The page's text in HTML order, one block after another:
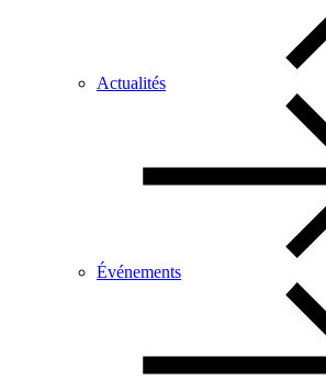
Actualités
Événements